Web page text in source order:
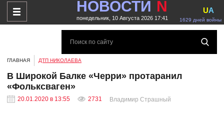
НОВОСТИ N
понедельник, 10 Августа 2026 17:41 1629 дней войны
UA
ГЛАВНАЯ ДТП НИКОЛАЕВА
В Широкой Балке «Черри» протаранил
«Фольксваген»
20.01.2020 в 13:55 2731 Владимир Страшный